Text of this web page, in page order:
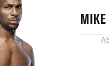
MIKE